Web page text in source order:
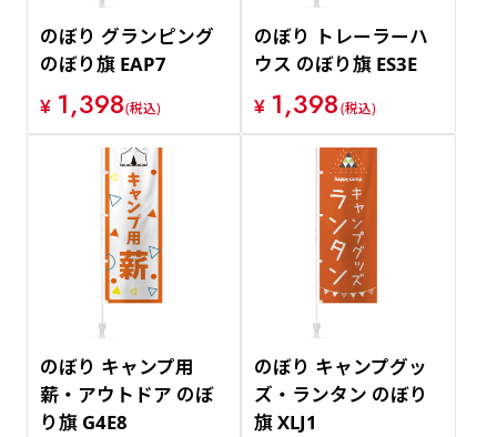
のぼり グランピング
のぼり旗 EAP7
¥ 1,398(税込)
のぼり トレーラーハ
ウス のぼり旗 ES3E
¥ 1,398(税込)
のぼり キャンプ用
薪・アウトドア のぼ
り旗 G4E8
のぼり キャンプグッ
ズ・ランタン のぼり
旗 XLJ1